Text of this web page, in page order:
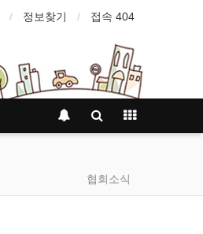
정보찾기 접속 404
협회소식